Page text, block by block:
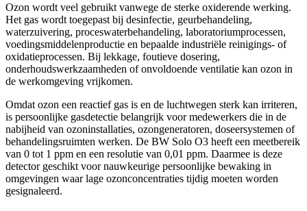
Ozon wordt veel gebruikt vanwege de sterke oxiderende werking.
Het gas wordt toegepast bij desinfectie, geurbehandeling,
waterzuivering, proceswaterbehandeling, laboratoriumprocessen,
voedingsmiddelenproductie en bepaalde industriële reinigings- of
oxidatieprocessen. Bij lekkage, foutieve dosering,
onderhoudswerkzaamheden of onvoldoende ventilatie kan ozon in
de werkomgeving vrijkomen.
Omdat ozon een reactief gas is en de luchtwegen sterk kan irriteren,
is persoonlijke gasdetectie belangrijk voor medewerkers die in de
nabijheid van ozoninstallaties, ozongeneratoren, doseersystemen of
behandelingsruimten werken. De BW Solo O3 heeft een meetbereik
van 0 tot 1 ppm en een resolutie van 0,01 ppm. Daarmee is deze
detector geschikt voor nauwkeurige persoonlijke bewaking in
omgevingen waar lage ozonconcentraties tijdig moeten worden
gesignaleerd.